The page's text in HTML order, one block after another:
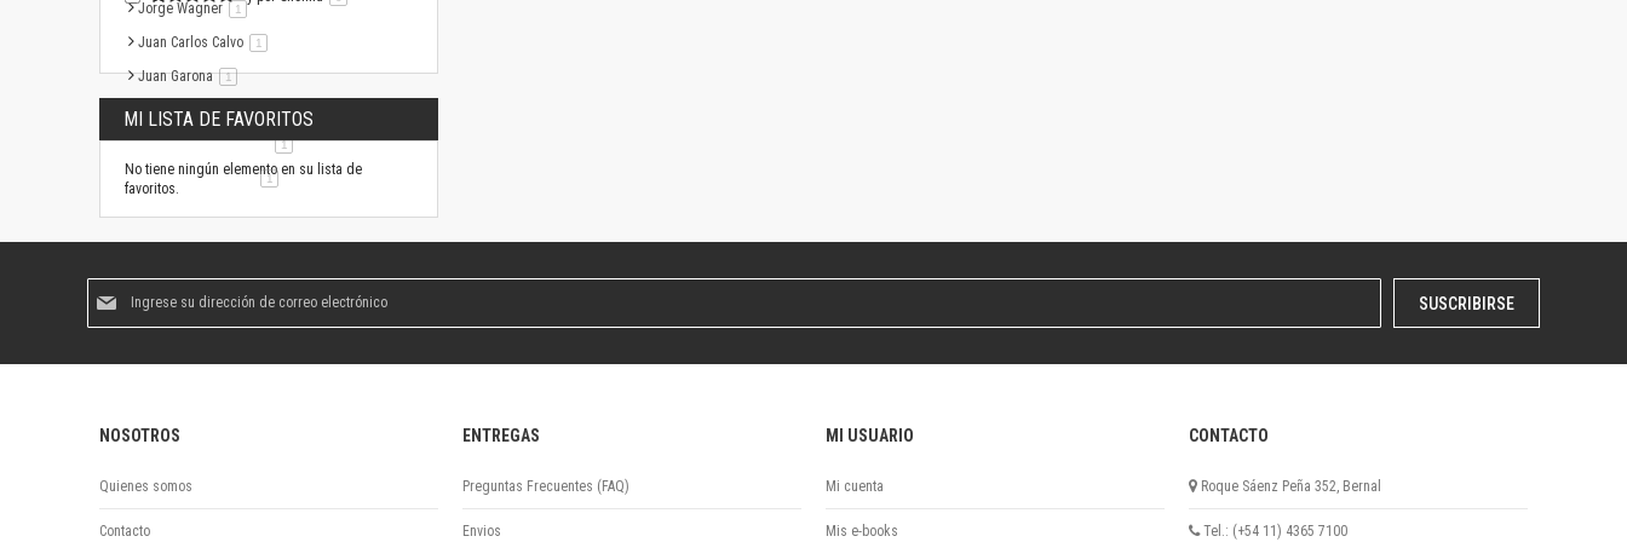
Unidad de Publicaciones del Departamento de Ciencias Sociales
Experiencias
Jorge Wagner 1 artículo
Juan Carlos Calvo 1
Juan Garona 1artículo
Mariano R. Gabri 1artículo
Mercedes Ana Peltzer 1artículo
Romina G. Armando 1artículo
MI LISTA DE FAVORITOS
No tiene ningún elemento en su lista de
favoritos.
boletín
SUSCRIBIRSE
NOSOTROS
Quienes somos
Contacto
ENTREGAS
Preguntas Frecuentes (FAQ)
Envios
MI USUARIO
Mi cuenta
Mis e-books
CONTACTO
Roque Sáenz Peña 352, Bernal
Tel.: (+54 11) 4365 7100